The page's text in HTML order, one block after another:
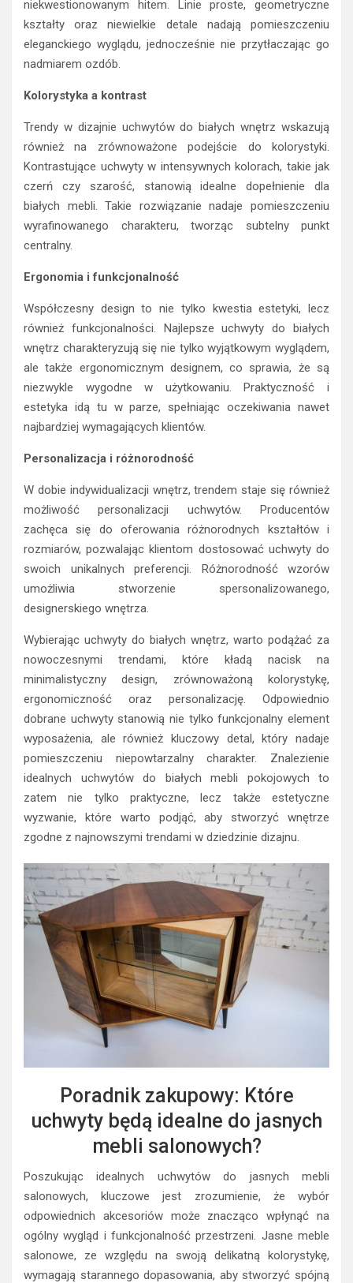
niekwestionowanym hitem. Linie proste, geometryczne
kształty oraz niewielkie detale nadają pomieszczeniu
eleganckiego wyglądu, jednocześnie nie przytłaczając go
nadmiarem ozdób.
Kolorystyka a kontrast
Trendy w dizajnie uchwytów do białych wnętrz wskazują
również na zrównoważone podejście do kolorystyki.
Kontrastujące uchwyty w intensywnych kolorach, takie jak
czerń czy szarość, stanowią idealne dopełnienie dla
białych mebli. Takie rozwiązanie nadaje pomieszczeniu
wyrafinowanego charakteru, tworząc subtelny punkt
centralny.
Ergonomia i funkcjonalność
Współczesny design to nie tylko kwestia estetyki, lecz
również funkcjonalności. Najlepsze uchwyty do białych
wnętrz charakteryzują się nie tylko wyjątkowym wyglądem,
ale także ergonomicznym designem, co sprawia, że są
niezwykle wygodne w użytkowaniu. Praktyczność i
estetyka idą tu w parze, spełniając oczekiwania nawet
najbardziej wymagających klientów.
Personalizacja i różnorodność
W dobie indywidualizacji wnętrz, trendem staje się również
możliwość personalizacji uchwytów. Producentów
zachęca się do oferowania różnorodnych kształtów i
rozmiarów, pozwalając klientom dostosować uchwyty do
swoich unikalnych preferencji. Różnorodność wzorów
umożliwia stworzenie spersonalizowanego,
designerskiego wnętrza.
Wybierając uchwyty do białych wnętrz, warto podążać za
nowoczesnymi trendami, które kładą nacisk na
minimalistyczny design, zrównoważoną kolorystykę,
ergonomiczność oraz personalizację. Odpowiednio
dobrane uchwyty stanowią nie tylko funkcjonalny element
wyposażenia, ale również kluczowy detal, który nadaje
pomieszczeniu niepowtarzalny charakter. Znalezienie
idealnych uchwytów do białych mebli pokojowych to
zatem nie tylko praktyczne, lecz także estetyczne
wyzwanie, które warto podjąć, aby stworzyć wnętrze
zgodne z najnowszymi trendami w dziedzinie dizajnu.
Poradnik zakupowy: Które
uchwyty będą idealne do jasnych
mebli salonowych?
Poszukując idealnych uchwytów do jasnych mebli
salonowych, kluczowe jest zrozumienie, że wybór
odpowiednich akcesoriów może znacząco wpłynąć na
ogólny wygląd i funkcjonalność przestrzeni. Jasne meble
salonowe, ze względu na swoją delikatną kolorystykę,
wymagają starannego dopasowania, aby stworzyć spójną